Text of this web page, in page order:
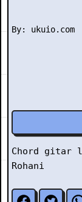
Chord gitar
Rohani